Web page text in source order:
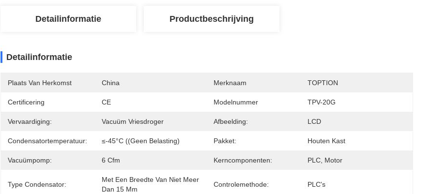
Detailinformatie Productbeschrijving
Detailinformatie
Plaats Van Herkomst China Merknaam TOPTION
Certificering CE Modelnummer TPV-20G
Vervaardiging: Vacuüm Vriesdroger Afbeelding: LCD
Condensatortemperatuur: ≤-45°C ((Geen Belasting) Pakket: Houten Kast
Vacuümpomp: 6 Cfm Kerncomponenten: PLC, Motor
Type Condensator:
Met Een Breedte Van Niet Meer
Dan 15 Mm
Controlemethode: PLC's